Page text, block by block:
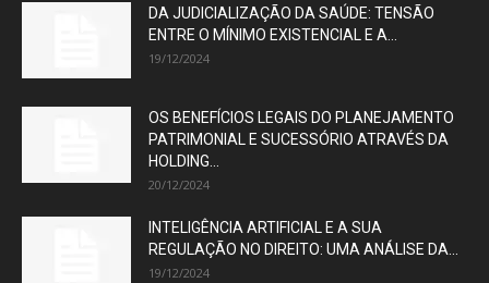
DA JUDICIALIZAÇÃO DA SAÚDE: TENSÃO
ENTRE O MÍNIMO EXISTENCIAL E A...
19/12/2024
OS BENEFÍCIOS LEGAIS DO PLANEJAMENTO
PATRIMONIAL E SUCESSÓRIO ATRAVÉS DA
HOLDING...
20/12/2024
INTELIGÊNCIA ARTIFICIAL E A SUA
REGULAÇÃO NO DIREITO: UMA ANÁLISE DA...
19/12/2024